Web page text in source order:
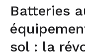
Batteries
sol : la